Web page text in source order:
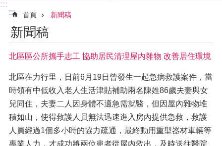
:::
:::
首頁 新聞稿
新聞稿
北區區公所攜手志工 協助居民清理屋內雜物 改善居住環境
北區在力行里，日前6月19日曾發生一起急病救護案件，當
時領有中低收入老人生活津貼補助兩名陳姓86歲夫妻與女
兒同住，夫妻二人因身體不適急需就醫，但因屋內雜物堆
積如山，使得救護人員無法迅速進入房內提供急救，救護
人員經過1個多小時的協力疏通，最終動用重型器材車輛等
專業人力，才成功將兩位患者從屋內救出，及時送往醫院